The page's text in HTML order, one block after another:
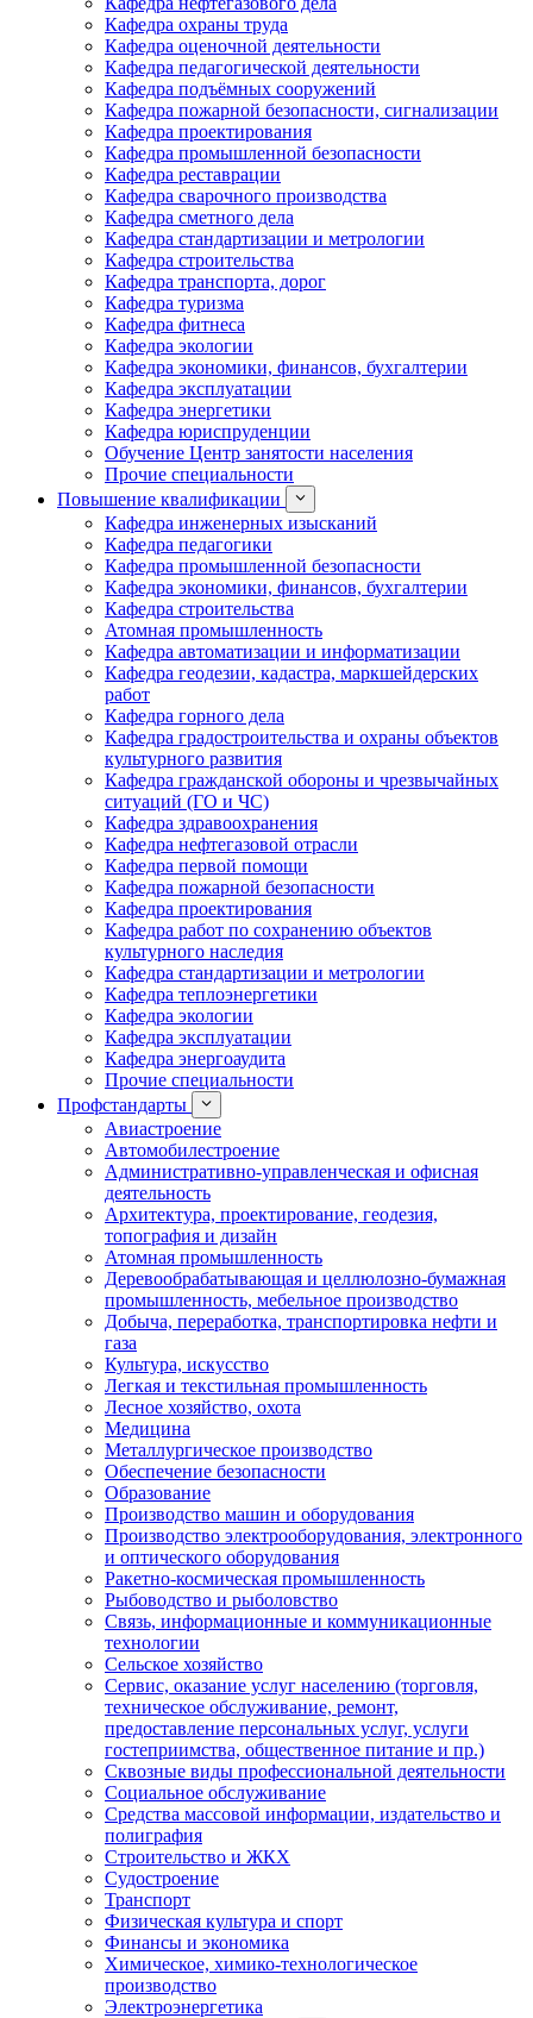
Кафедра охраны труда
Кафедра оценочной деятельности
Кафедра педагогической деятельности
Кафедра подъёмных сооружений
Кафедра пожарной безопасности, сигнализации
Кафедра проектирования
Кафедра промышленной безопасности
Кафедра реставрации
Кафедра сварочного производства
Кафедра сметного дела
Кафедра стандартизации и метрологии
Кафедра строительства
Кафедра транспорта, дорог
Кафедра туризма
Кафедра фитнеса
Кафедра экологии
Кафедра экономики, финансов, бухгалтерии
Кафедра эксплуатации
Кафедра энергетики
Кафедра юриспруденции
Обучение Центр занятости населения
Прочие специальности
Повышение квалификации
Кафедра инженерных изысканий
Кафедра педагогики
Кафедра промышленной безопасности
Кафедра экономики, финансов, бухгалтерии
Кафедра строительства
Атомная промышленность
Кафедра автоматизации и информатизации
Кафедра геодезии, кадастра, маркшейдерских
работ
Кафедра горного дела
Кафедра градостроительства и охраны объектов
культурного развития
Кафедра гражданской обороны и чрезвычайных
ситуаций (ГО и ЧС)
Кафедра здравоохранения
Кафедра нефтегазовой отрасли
Кафедра первой помощи
Кафедра пожарной безопасности
Кафедра проектирования
Кафедра работ по сохранению объектов
культурного наследия
Кафедра стандартизации и метрологии
Кафедра теплоэнергетики
Кафедра экологии
Кафедра эксплуатации
Кафедра энергоаудита
Прочие специальности
Профстандарты
Авиастроение
Автомобилестроение
Административно-управленческая и офисная
деятельность
Архитектура, проектирование, геодезия,
топография и дизайн
Атомная промышленность
Деревообрабатывающая и целлюлозно-бумажная
промышленность, мебельное производство
Добыча, переработка, транспортировка нефти и
газа
Культура, искусство
Легкая и текстильная промышленность
Лесное хозяйство, охота
Медицина
Металлургическое производство
Обеспечение безопасности
Образование
Производство машин и оборудования
Производство электрооборудования, электронного
и оптического оборудования
Ракетно-космическая промышленность
Рыбоводство и рыболовство
Связь, информационные и коммуникационные
технологии
Сельское хозяйство
Сервис, оказание услуг населению (торговля,
техническое обслуживание, ремонт,
предоставление персональных услуг, услуги
гостеприимства, общественное питание и пр.)
Сквозные виды профессиональной деятельности
Социальное обслуживание
Средства массовой информации, издательство и
полиграфия
Строительство и ЖКХ
Судостроение
Транспорт
Физическая культура и спорт
Финансы и экономика
Химическое, химико-технологическое
производство
Электроэнергетика